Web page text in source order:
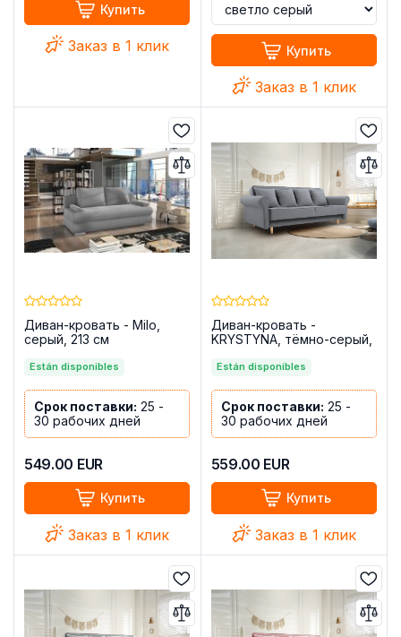
Купить
Заказ в 1 клик Купить
Заказ в 1 клик
Диван-кровать - Milo,
серый, 213 см
Están disponibles
Срок поставки: 25 -
30 рабочих дней
549.00 EUR
Купить
Заказ в 1 клик
Диван-кровать -
KRYSTYNA, тёмно-серый,
Están disponibles
Срок поставки: 25 -
30 рабочих дней
559.00 EUR
Купить
Заказ в 1 клик